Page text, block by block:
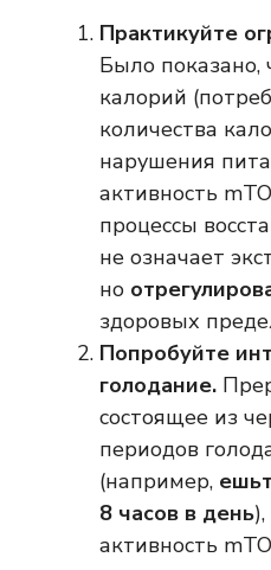
Практикуйте
Было показано,
калорий
количества
нарушения
активность
процессы
не означает
но
здоровых
Попробуйте
голодание.
состоящее из
периодов
(например,
8 часов в день
активность